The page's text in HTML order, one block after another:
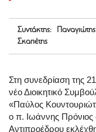
Συντάκτης: Παναγιώτης
Σκαπέτης
Στη συνεδρίαση της
νέο Διοικητικό
«Παύλος
ο π. Ιωάννης
Αντιπροέδρου